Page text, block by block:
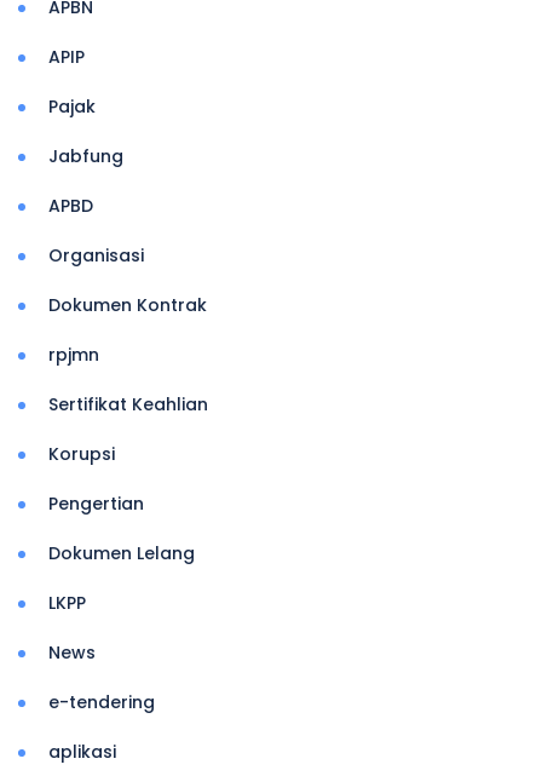
APBN
APIP
Pajak
Jabfung
APBD
Organisasi
Dokumen Kontrak
rpjmn
Sertifikat Keahlian
Korupsi
Pengertian
Dokumen Lelang
LKPP
News
e-tendering
aplikasi